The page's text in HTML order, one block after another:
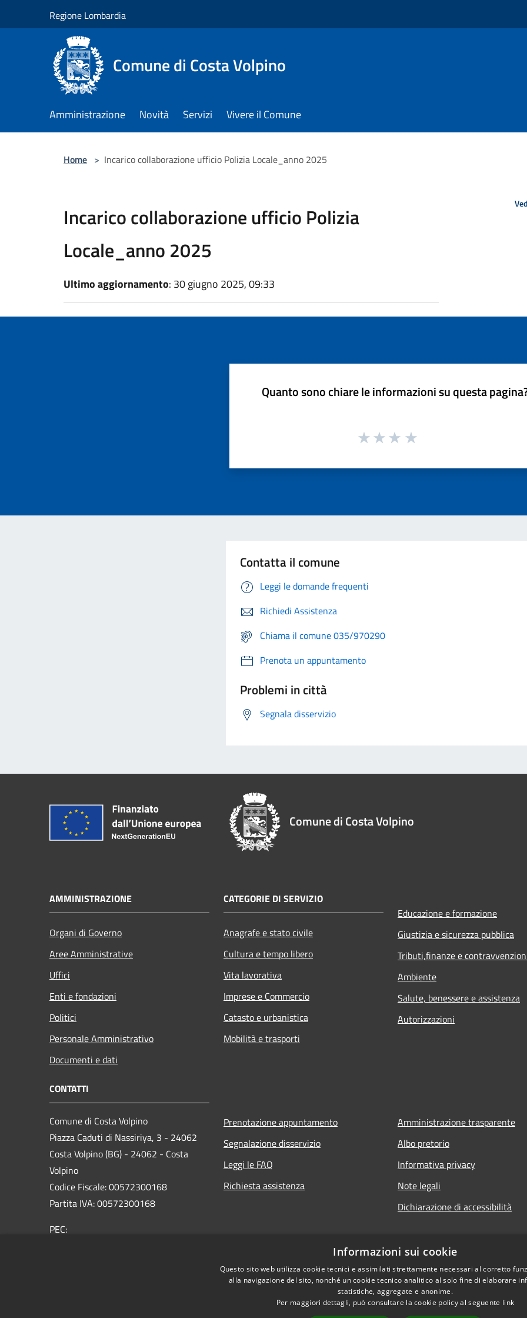
Regione Lombardia
Comune di Costa Volpino
Amministrazione Novità Servizi Vivere il Comune
Home > Incarico collaborazione ufficio Polizia Locale_anno 2025
Incarico collaborazione ufficio Polizia
Locale_anno 2025
Ultimo aggiornamento: 30 giugno 2025, 09:33
Quanto sono chiare le informazioni su questa
Contatta il comune
Leggi le domande frequenti
Richiedi Assistenza
Chiama il comune 035/970290
Prenota un appuntamento
Problemi in città
Segnala disservizio
Comune di Costa Volpino
AMMINISTRAZIONE
Organi di Governo
Aree Amministrative
Uffici
Enti e fondazioni
Politici
Personale Amministrativo
Documenti e dati
CATEGORIE DI SERVIZIO
Anagrafe e stato civile
Cultura e tempo libero
Vita lavorativa
Imprese e Commercio
Catasto e urbanistica
Mobilità e trasporti
Educazione e formazione
Giustizia e sicurezza pubblica
Tributi,finanze e
Ambiente
Salute, benessere e assistenza
Autorizzazioni
CONTATTI
Comune di Costa Volpino
Piazza Caduti di Nassiriya, 3 - 24062
Costa Volpino (BG) - 24062 - Costa
Volpino
Codice Fiscale: 00572300168
Partita IVA: 00572300168
PEC:
Prenotazione appuntamento
Segnalazione disservizio
Leggi le FAQ
Richiesta assistenza
Amministrazione trasparente
Albo pretorio
Informativa privacy
Note legali
Dichiarazione di accessibilità
Informazioni sui cookie
Questo sito web utilizza cookie tecnici e assimilati strettamente necessari al corretto
alla navigazione del sito, nonché un cookie tecnico analitico al solo fine di elaborare
statistiche, aggregate e anonime.
Per maggiori dettagli, può consultare la cookie policy al seguente link